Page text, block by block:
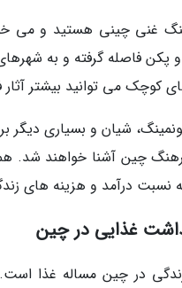
غنی چینی هستید و می
پکن فاصله گرفته و به
کوچک می توانید بیشتر
شیان و بسیاری دیگر
چین آشنا خواهند شد.
نسبت درآمد و هزینه های
غذایی در چین
در چین مساله غذا